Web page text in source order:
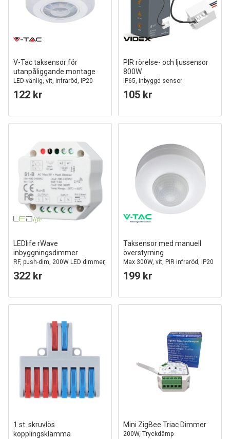
V-Tac taksensor för
utanpåliggande montage
LED-vänlig, vit, infraröd, IP20
inomhus
122 kr
PIR rörelse- och ljussensor
800W
IP65, inbyggd sensor
105 kr
LEDlife rWave
inbyggningsdimmer
RF, push-dim, 200W LED dimmer,
till inbyggning
322 kr
Taksensor med manuell
överstyrning
Max 300W, vit, PIR infraröd, IP20
inomhus
199 kr
1 st. skruvlös
kopplingsklämma
Mini ZigBee Triac Dimmer
200W, Tryckdämp